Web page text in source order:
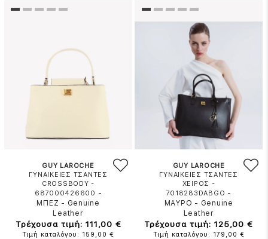
GUY LAROCHE
ΓΥΝΑΙΚΕΙΕΣ ΤΣΑΝΤΕΣ
CROSSBODY -
687000426600 -
ΜΠΕΖ - Genuine
Leather
Τρέχουσα τιμή: 111,00 €
Τιμή καταλόγου: 159,00 €
GUY LAROCHE
ΓΥΝΑΙΚΕΙΕΣ ΤΣΑΝΤΕΣ
ΧΕΙΡΟΣ -
7018283DABGO -
ΜΑΥΡΟ - Genuine
Leather
Τρέχουσα τιμή: 125,00 €
Τιμή καταλόγου: 179,00 €